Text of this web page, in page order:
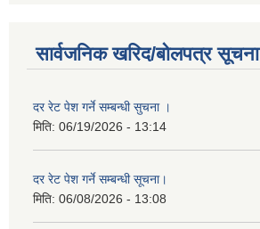
सार्वजनिक खरिद/बोलपत्र सूचना
दर रेट पेश गर्ने सम्बन्धी सुचना ।
मिति: 06/19/2026 - 13:14
दर रेट पेश गर्ने सम्बन्धी सूचना।
मिति: 06/08/2026 - 13:08